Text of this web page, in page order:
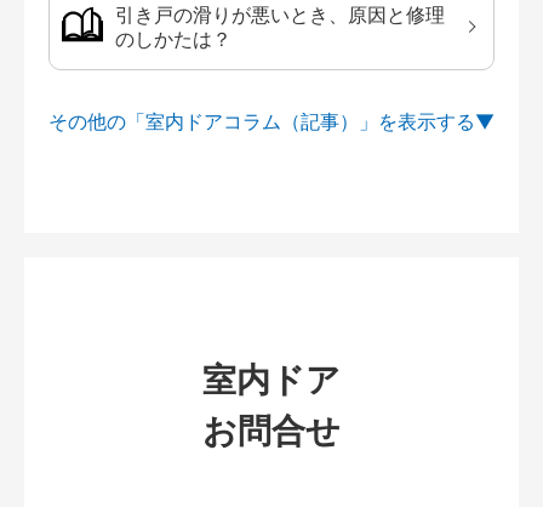
引き戸の滑りが悪いとき、原因と修理
のしかたは？
その他の「室内ドアコラム（記事）」を
室内ドア
お問合せ